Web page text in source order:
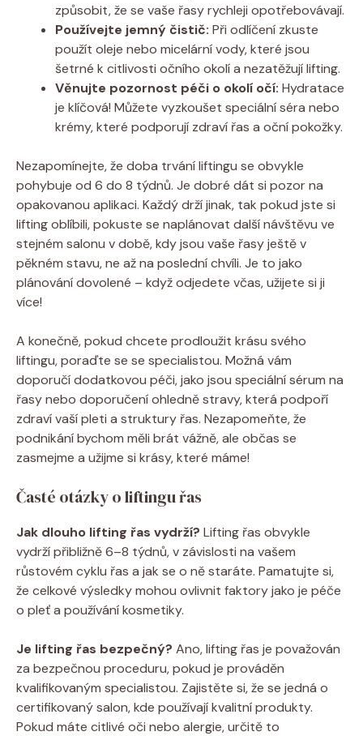
způsobit, že se vaše řasy rychleji ⁢opotřebovávají.
Používejte jemný čistič: Při odlíčení zkuste
použít oleje nebo micelární vody, které jsou
šetrné k citlivosti očního okolí ​a nezatěžují lifting.
Věnujte pozornost péči o okolí očí: Hydratace
je ⁢klíčová! Můžete⁤ vyzkoušet speciální séra nebo
krémy, které podporují ⁢zdraví řas a ⁣oční pokožky.
Nezapomínejte, že doba⁤ trvání liftingu se obvykle
pohybuje od 6 do 8 týdnů. Je dobré dát si pozor na
opakovanou aplikaci.⁢ Každý drží jinak, tak pokud jste si
lifting oblíbili, pokuste se naplánovat další ⁤návštěvu ve
stejném salonu v době, kdy jsou vaše řasy ještě v
pěkném stavu, ​ne až ​na poslední chvíli. Je to jako
plánování ​dovolené – když odjedete včas, užijete si ji
více!
A konečně, pokud chcete prodloužit krásu ⁢svého
liftingu, poraďte​ se se specialistou. Možná vám
doporučí ‍dodatkovou péči, jako jsou speciální sérum na
řasy nebo doporučení ohledně stravy, která​ podpoří
zdraví vaší ⁣pleti a struktury řas. Nezapomeňte, že
podnikání bychom měli brát vážně, ale občas se
zasmejme a užijme ‍si krásy,‌ které máme!
Časté otázky o liftingu řas
Jak dlouho lifting řas vydrží? Lifting řas obvykle
vydrží přibližně 6–8 týdnů, v​ závislosti na vašem
růstovém cyklu řas⁣ a jak se‍ o ně staráte. Pamatujte si,
že celkové výsledky mohou ovlivnit faktory jako je péče
o pleť a používání kosmetiky.
Je lifting řas bezpečný? Ano, lifting řas je považován
za bezpečnou proceduru, pokud⁤ je ⁣prováděn
kvalifikovaným⁤ specialistou. Zajistěte si, že se‍ jedná o
certifikovaný salon, kde používají kvalitní produkty.
Pokud máte citlivé oči nebo‌ alergie, určitě to